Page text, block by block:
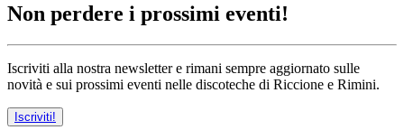
Non perdere i prossimi eventi!
Iscriviti alla nostra newsletter e rimani sempre aggiornato sulle
novità e sui prossimi eventi nelle discoteche di Riccione e Rimini.
Iscriviti!